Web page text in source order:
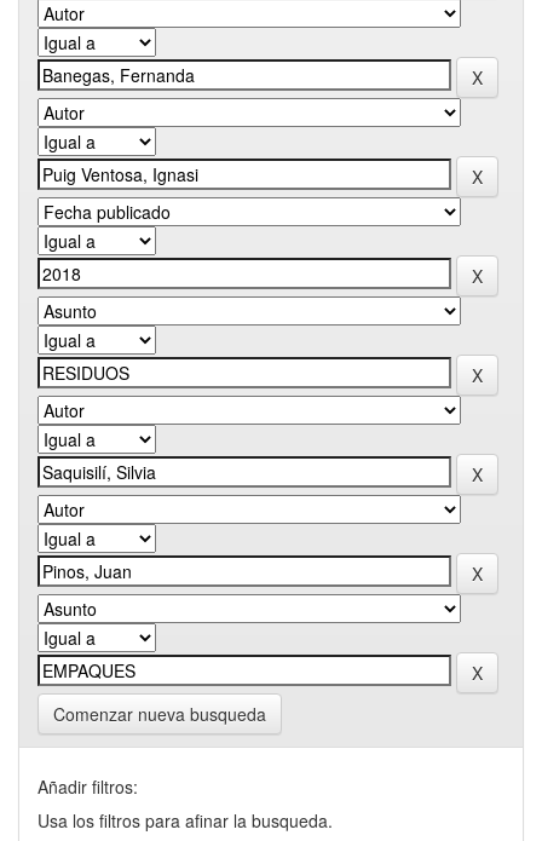
Comenzar nueva busqueda
Añadir filtros:
Usa los filtros para afinar la busqueda.